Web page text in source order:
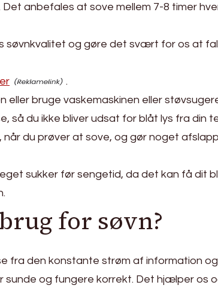
anbefales at sove mellem 7-8 timer
søvnkvalitet og gøre det svært for os at
.
eller bruge vaskemaskinen eller
så du ikke bliver udsat for blåt lys fra din
du prøver at sove, og gør noget
sukker før sengetid, da det kan få dit
for søvn?
fra den konstante strøm af information
og fungere korrekt. Det hjælper os